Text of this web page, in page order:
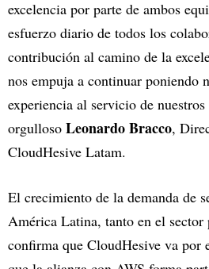
excelencia por parte de ambos
esfuerzo diario de todos los
contribución al camino de la
nos empuja a continuar poniendo
experiencia al servicio de
orgulloso Leonardo Bracco,
CloudHesive Latam.
El crecimiento de la demanda de
América Latina, tanto en el
confirma que CloudHesive va por